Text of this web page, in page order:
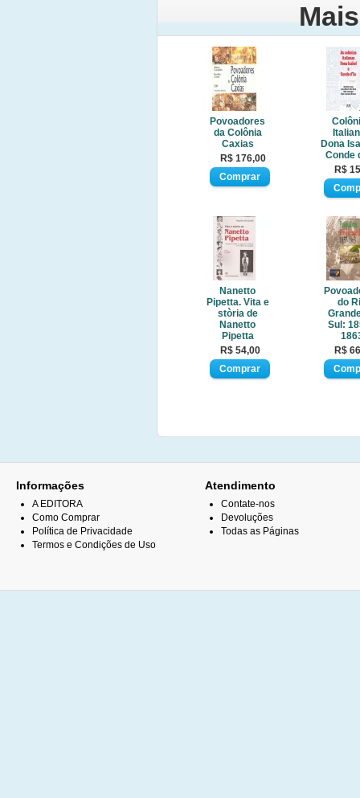
Povoadores
da Colônia
Caxias
R$ 176,00
Dona
Conde
R$
Nanetto
Pipetta. Vita e
stòria de
Nanetto
Pipetta
R$ 54,00
do
Sul:
R$
Informações
A EDITORA
Como Comprar
Política de Privacidade
Termos e Condições de Uso
Atendimento
Contate-nos
Devoluções
Todas as Páginas